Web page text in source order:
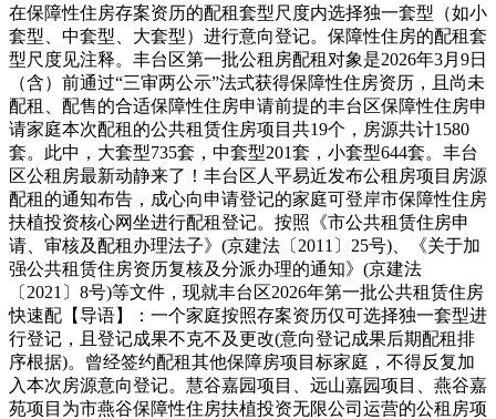
在保障性住房存案资历的配租套型尺度内选择独一套型（如小
套型、中套型、大套型）进行意向登记。保障性住房的配租套
型尺度见注释。丰台区第一批公租房配租对象是2026年3月9日
（含）前通过“三审两公示”法式获得保障性住房资历，且尚未
配租、配售的合适保障性住房申请前提的丰台区保障性住房申
请家庭本次配租的公共租赁住房项目共19个，房源共计1580
套。此中，大套型735套，中套型201套，小套型644套。丰台
区公租房最新动静来了！丰台区人平易近发布公租房项目房源
配租的通知布告，成心向申请登记的家庭可登岸市保障性住房
扶植投资核心网坐进行配租登记。按照《市公共租赁住房申
请、审核及配租办理法子》(京建法〔2011〕25号)、《关于加
强公共租赁住房资历复核及分派办理的通知》(京建法
〔2021〕8号)等文件，现就丰台区2026年第一批公共租赁住房
快速配【导语】：一个家庭按照存案资历仅可选择独一套型进
行登记，且登记成果不克不及更改(意向登记成果后期配租排
序根据)。曾经签约配租其他保障房项目标家庭，不得反复加
入本次房源意向登记。慧谷嘉园项目、远山嘉园项目、燕谷嘉
苑项目为市燕谷保障性住房扶植投资无限公司运营的公租房项